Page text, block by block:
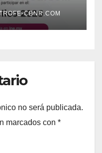
CBNR.COM
no será publicada.
marcados con *